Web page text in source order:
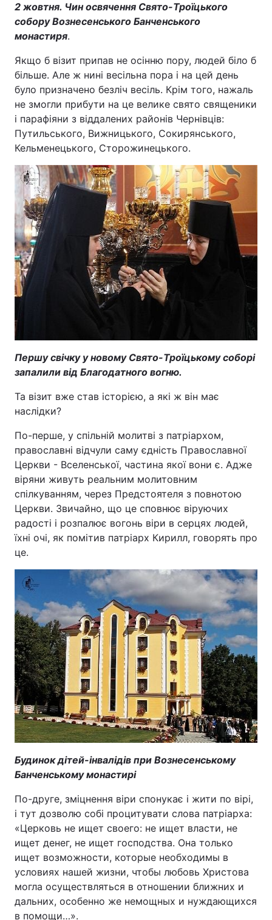
2 жовтня. Чин освячення Свято-Троїцького
собору Вознесенського Банченського
монастиря.
Якщо б візит припав не осінню пору, людей біло б
більше. Але ж нині весільна пора і на цей день
було призначено безліч весіль. Крім того, нажаль
не змогли прибути на це велике свято священики
і парафіяни з віддалених районів Чернівців:
Путильського, Вижницького, Сокирянського,
Кельменецького, Сторожинецького.
Першу свічку у новому Свято-Троїцькому соборі
запалили від Благодатного вогню.
Та візит вже став історією, а які ж він має
наслідки?
По-перше, у спільній молитві з патріархом,
православні відчули саму єдність Православної
Церкви - Вселенської, частина якої вони є. Адже
віряни живуть реальним молитовним
спілкуванням, через Предстоятеля з повнотою
Церкви. Звичайно, що це сповнює віруючих
радості і розпалює вогонь віри в серцях людей,
їхні очі, як помітив патріарх Кирилл, говорять про
це.
Будинок дітей-інвалідів при Вознесенському
Банченському монастирі
По-друге, зміцнення віри спонукає і жити по вірі,
і тут дозволю собі процитувати слова патріарха:
«Церковь не ищет своего: не ищет власти, не
ищет денег, не ищет господства. Она только
ищет возможности, которые необходимы в
условиях нашей жизни, чтобы любовь Христова
могла осуществляться в отношении ближних и
дальних, особенно же немощных и нуждающихся
в помощи…».